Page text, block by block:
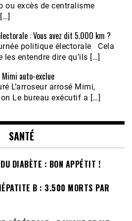
ou excès de centralisme
: Vous avez dit 5.000 km ?
politique électorale Cela
entendre dire qu’ils […]
Mimi auto-exclue
L’arroseur arrosé Mimi,
Le bureau exécutif a […]
SANTÉ
DIABÈTE : BON APPÉTIT !
B : 3.500 MORTS PAR